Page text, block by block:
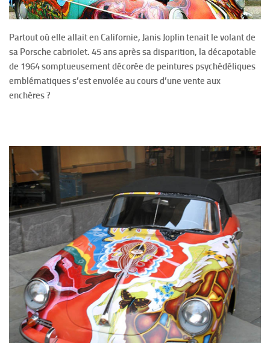
Partout où elle allait en Californie, Janis Joplin tenait le volant de
sa Porsche cabriolet. 45 ans après sa disparition, la décapotable
de 1964 somptueusement décorée de peintures psychédéliques
emblématiques s’est envolée au cours d’une vente aux
enchères ?